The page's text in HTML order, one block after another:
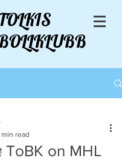
ToBK on MHL
min read